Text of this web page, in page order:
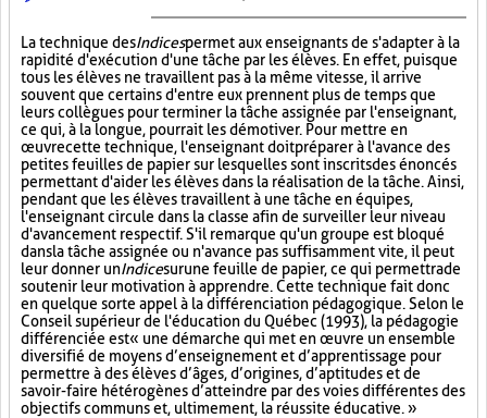
La technique desIndicespermet aux enseignants de s'adapter à la
rapidité d'exécution d'une tâche par les élèves. En effet, puisque
tous les élèves ne travaillent pas à la même vitesse, il arrive
souvent que certains d'entre eux prennent plus de temps que
leurs collègues pour terminer la tâche assignée par l'enseignant,
ce qui, à la longue, pourrait les démotiver. Pour mettre en
œuvre cette technique, l'enseignant doit préparer à l'avance des
petites feuilles de papier sur lesquelles sont inscrits des énoncés
permettant d'aider les élèves dans la réalisation de la tâche. Ainsi,
pendant que les élèves travaillent à une tâche en équipes,
l'enseignant circule dans la classe afin de surveiller leur niveau
d'avancement respectif. S'il remarque qu'un groupe est bloqué
dans la tâche assignée ou n'avance pas suffisamment vite, il peut
leur donner unIndicesurune feuille de papier, ce qui permettra de
soutenir leur motivation à apprendre. Cette technique fait donc
en quelque sorte appel à la différenciation pédagogique. Selon le
Conseil supérieur de l'éducation du Québec (1993), la pédagogie
différenciée est « une démarche qui met en œuvre un ensemble
diversifié de moyens d’enseignement et d’apprentissage pour
permettre à des élèves d’âges, d’origines, d’aptitudes et de
savoir-faire hétérogènes d’atteindre par des voies différentes des
objectifs communs et, ultimement, la réussite éducative. »